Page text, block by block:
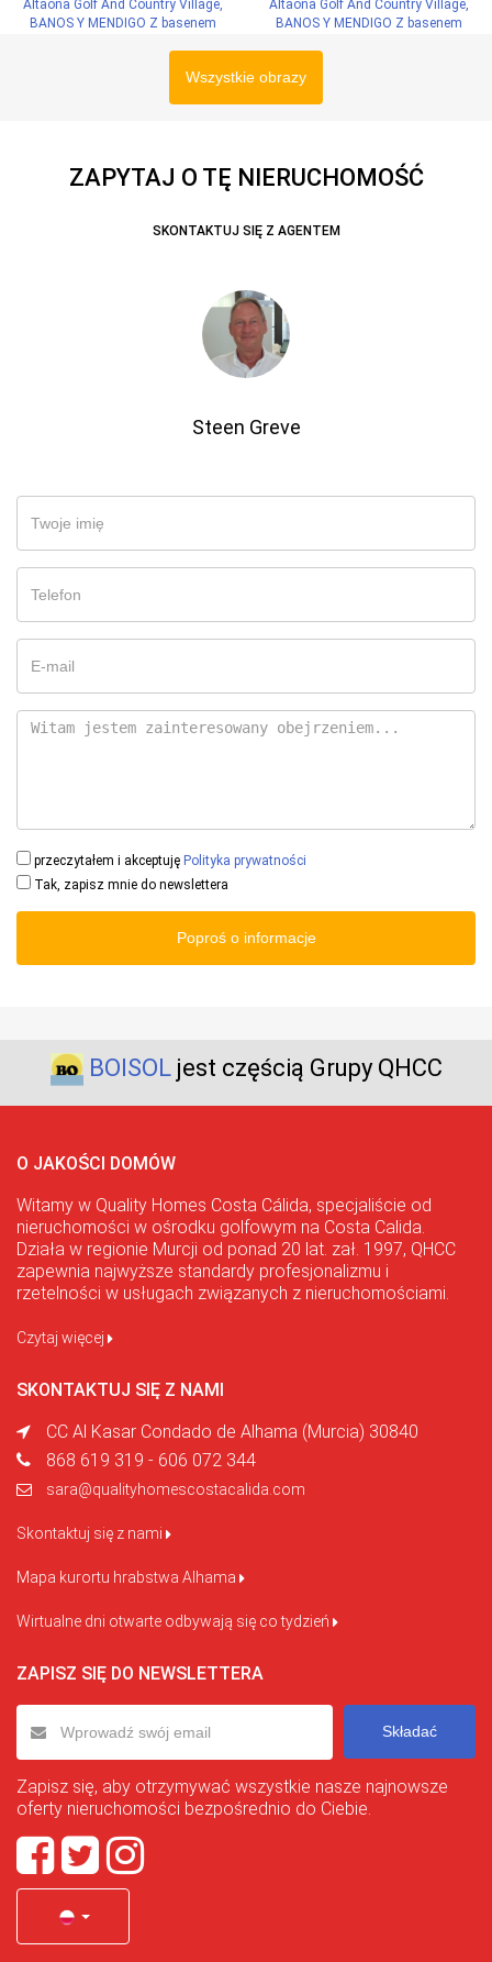
Wszystkie obrazy
ZAPYTAJ O TĘ NIERUCHOMOŚĆ
SKONTAKTUJ SIĘ Z AGENTEM
Steen Greve
przeczytałem i akceptuję Polityka prywatności
Tak, zapisz mnie do newslettera
Poproś o informacje
BOISOLjest częścią Grupy QHCC
O JAKOŚCI DOMÓW
Witamy w Quality Homes Costa Cálida, specjaliście od
nieruchomości w ośrodku golfowym na Costa Calida.
Działa w regionie Murcji od ponad 20 lat. zał. 1997, QHCC
zapewnia najwyższe standardy profesjonalizmu i
rzetelności w usługach związanych z nieruchomościami.
Czytaj więcej
SKONTAKTUJ SIĘ Z NAMI
CC Al Kasar Condado de Alhama (Murcia) 30840
868 619 319 - 606 072 344
sara@qualityhomescostacalida.com
Skontaktuj się z nami
Mapa kurortu hrabstwa Alhama
Wirtualne dni otwarte odbywają się co tydzień
ZAPISZ SIĘ DO NEWSLETTERA
Składać
Zapisz się, aby otrzymywać wszystkie nasze najnowsze
oferty nieruchomości bezpośrednio do Ciebie.